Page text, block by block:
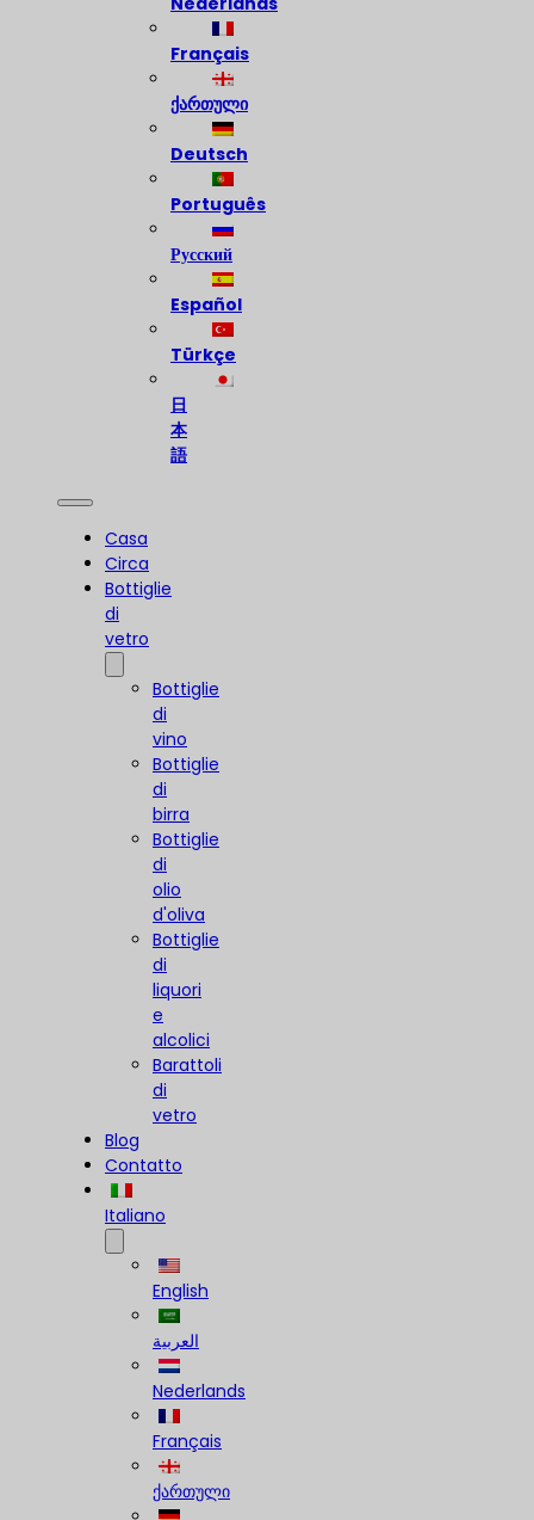
Français
ქართული
Deutsch
Português
Русский
Español
Türkçe
日
本
語
Casa
Circa
Bottiglie
di
vetro
Bottiglie
di
vino
Bottiglie
di
birra
Bottiglie
di
olio
d'oliva
Bottiglie
di
liquori
e
alcolici
Barattoli
di
vetro
Blog
Contatto
Italiano
English
العربية
Nederlands
Français
ქართული